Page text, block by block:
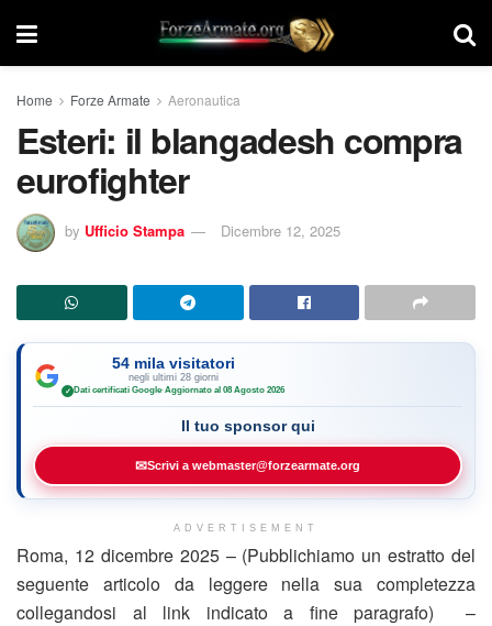
Home Forze Armate Aeronautica
Esteri: il blangadesh compra
eurofighter
by Ufficio Stampa Dicembre 12, 2025
54 mila visitatori
negli ultimi 28 giorni
✓ Dati certificati Google·Aggiornato al 08 Agosto 2026
Il tuo sponsor qui
✉Scrivi a webmaster@forzearmate.org
ADVERTISEMENT
Roma, 12 dicembre 2025 – (Pubblichiamo un estratto del
seguente articolo da leggere nella sua completezza
collegandosi al link indicato a fine paragrafo) –